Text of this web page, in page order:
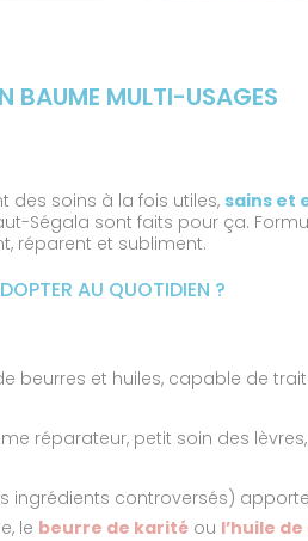
BAUME MULTI-USAGES
des soins à la fois utiles, sains et
Ségala sont faits pour ça.
réparent et subliment.
AU QUOTIDIEN ?
beurres et huiles, capable de
réparateur, petit soin des
ingrédients controversés)
le beurre de karitéou l’huile